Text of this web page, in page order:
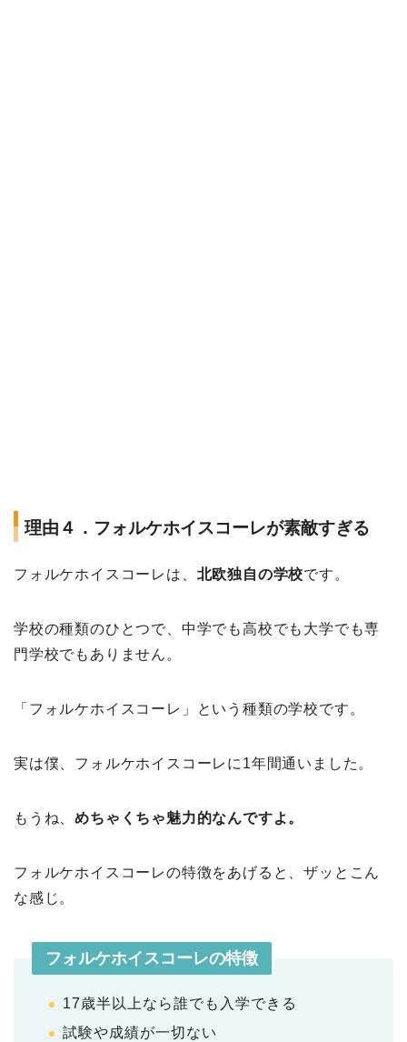
理由４．フォルケホイスコーレが素敵すぎる
フォルケホイスコーレは、 北欧独自の学校です。
学校の種類のひとつで、中学でも高校でも大学でも専
門学校でもありません。
「フォルケホイスコーレ」という種類の学校です。
実は僕、フォルケホイスコーレに1年間通いました。
もうね、めちゃくちゃ魅力的なんですよ。
フォルケホイスコーレの特徴をあげると、ザッとこん
な感じ。
フォルケホイスコーレの特徴
17歳半以上なら誰でも入学できる
試験や成績が一切ない